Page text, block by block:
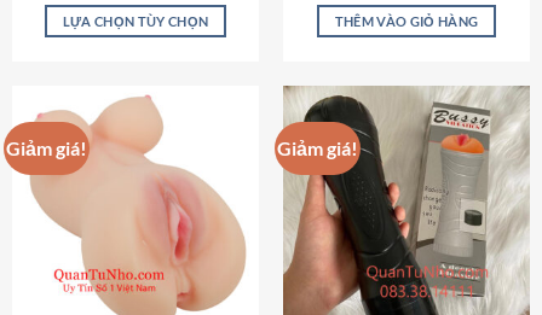
5 sao
LỰA CHỌN TÙY CHỌN
này
nhiều
biến
thể.
chọn
5 sao là:
995,000 ₫.
tại
THÊM VÀO GIỎ HÀNG
Giảm giá! Giảm giá!